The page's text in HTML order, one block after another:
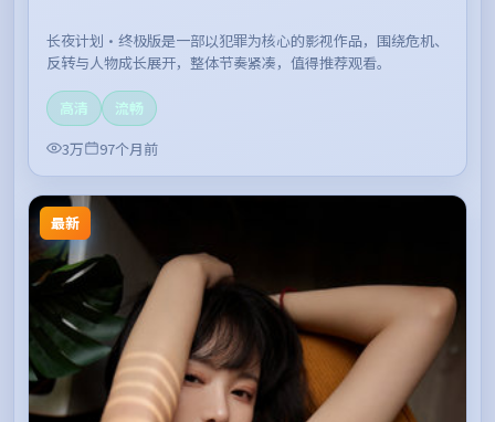
长夜计划·终极版是一部以犯罪为核心的影视作品，围绕危机、
反转与人物成长展开，整体节奏紧凑，值得推荐观看。
高清
流畅
3万
97个月前
最新